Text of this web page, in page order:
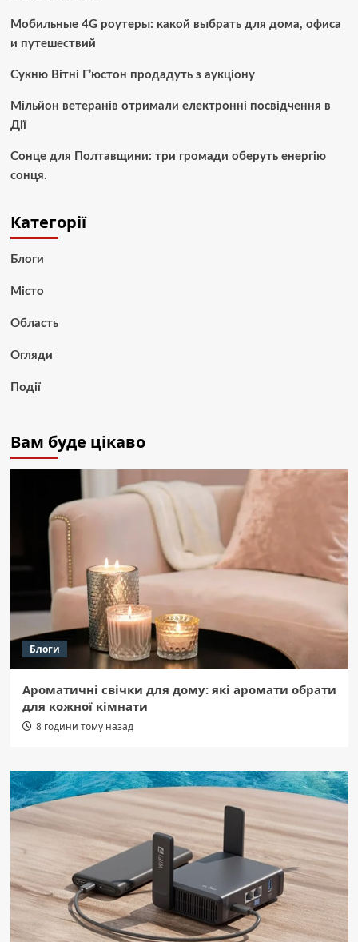
Мобильные 4G роутеры: какой выбрать для дома, офиса
и путешествий
Сукню Вітні Г’юстон продадуть з аукціону
Мільйон ветеранів отримали електронні посвідчення в
Дії
Сонце для Полтавщини: три громади оберуть енергію
сонця.
Категорії
Блоги
Місто
Область
Огляди
Події
Вам буде цікаво
Блоги
Ароматичні свічки для дому: які аромати обрати
для кожної кімнати
8 години тому назад